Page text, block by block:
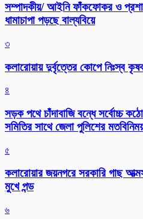
সম্পাদকীয়/ আইনি ফাঁকফোকর ও
ধামাচাপা পড়ছে বাল্যবিয়ে
৩
কলারোয়ায় দুর্বৃত্তের কোপে নিঃস্ব
৪
সড়ক পথে চাঁদাবাজি বন্ধে সর্বোচ্চ
সমিতির সাথে জেলা পুলিশের
৫
কলারোয়ার জয়নগরে সরকারি গাছ
মুখে পন্ড
৬